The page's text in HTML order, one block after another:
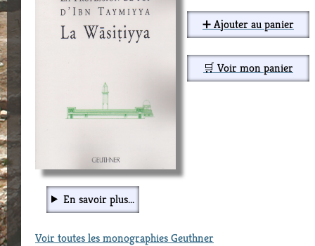
➕ Ajouter au panier
🛒 Voir mon panier
En savoir plus...
Voir toutes les monographies Geuthner